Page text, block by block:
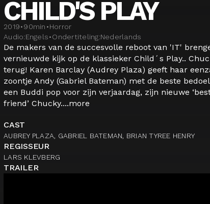
CHILD'S PLAY
2019•90min •Horror
Audio:Engels•Ondertiteling:Nederlands
De makers van de succesvolle reboot van 'IT'
vernieuwde kijk op de klassieker Child´s Play..
terug! Karen Barclay (Audrey Plaza) geeft haar
zoontje Andy (Gabriel Bateman) met de beste
een Buddi pop voor zijn verjaardag, zijn nieuwe
friend’ Chucky....more
CAST
AUBREY PLAZA, GABRIEL BATEMAN, BRIAN TYREE HENRY
REGISSEUR
LARS KLEVBERG
TRAILER